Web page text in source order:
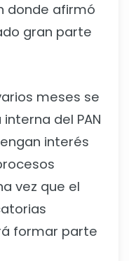
donde afirmó
gran parte
meses se
del PAN
interés
vez que el
formar parte